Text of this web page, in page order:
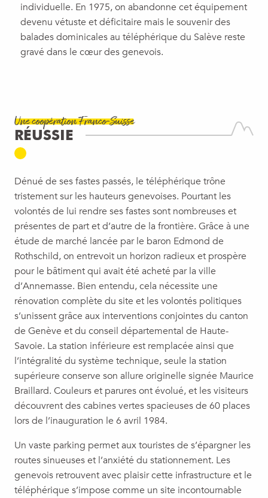
individuelle. En 1975, on abandonne cet équipement
devenu vétuste et déficitaire mais le souvenir des
balades dominicales au téléphérique du Salève reste
gravé dans le cœur des genevois.
Une coopération Franco-Suisse
RÉUSSIE
Dénué de ses fastes passés, le téléphérique trône
tristement sur les hauteurs genevoises. Pourtant les
volontés de lui rendre ses fastes sont nombreuses et
présentes de part et d’autre de la frontière. Grâce à une
étude de marché lancée par le baron Edmond de
Rothschild, on entrevoit un horizon radieux et prospère
pour le bâtiment qui avait été acheté par la ville
d’Annemasse. Bien entendu, cela nécessite une
rénovation complète du site et les volontés politiques
s’unissent grâce aux interventions conjointes du canton
de Genève et du conseil départemental de Haute-
Savoie. La station inférieure est remplacée ainsi que
l’intégralité du système technique, seule la station
supérieure conserve son allure originelle signée Maurice
Braillard. Couleurs et parures ont évolué, et les visiteurs
découvrent des cabines vertes spacieuses de 60 places
lors de l’inauguration le 6 avril 1984.
Un vaste parking permet aux touristes de s’épargner les
routes sinueuses et l’anxiété du stationnement. Les
genevois retrouvent avec plaisir cette infrastructure et le
téléphérique s’impose comme un site incontournable